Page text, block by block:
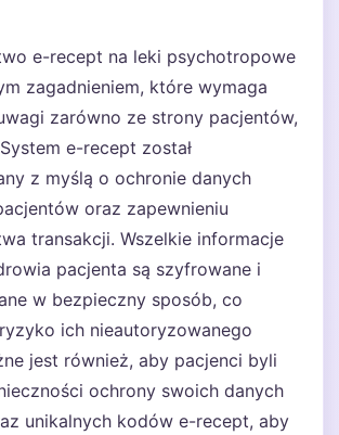
e-recept na leki psychotropowe
zagadnieniem, które wymaga
zarówno ze strony pacjentów,
e-recept został
z myślą o ochronie danych
oraz zapewnieniu
transakcji. Wszelkie informacje
pacjenta są szyfrowane i
w bezpieczny sposób, co
ich nieautoryzowanego
jest również, aby pacjenci byli
ochrony swoich danych
unikalnych kodów e-recept, aby